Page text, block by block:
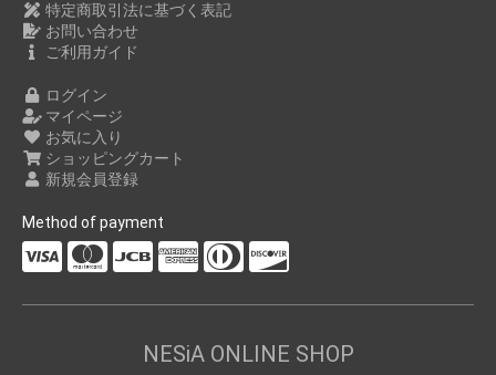
特定商取引法に基づく表記
お問い合わせ
ご利用ガイド
ログイン
マイページ
お気に入り
ショッピングカート
新規会員登録
Method of payment
NESiA ONLINE SHOP